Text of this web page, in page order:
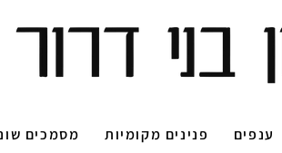
ענפים פנינים מקומיות מסמכים